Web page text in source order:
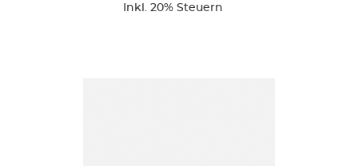
Inkl. 20% Steuern